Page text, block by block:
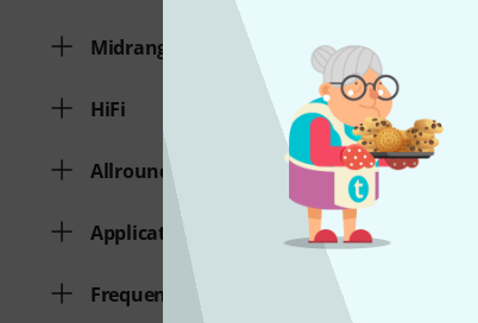
Midrange Boost
HiFi
Allround
Application
Frequency range min.